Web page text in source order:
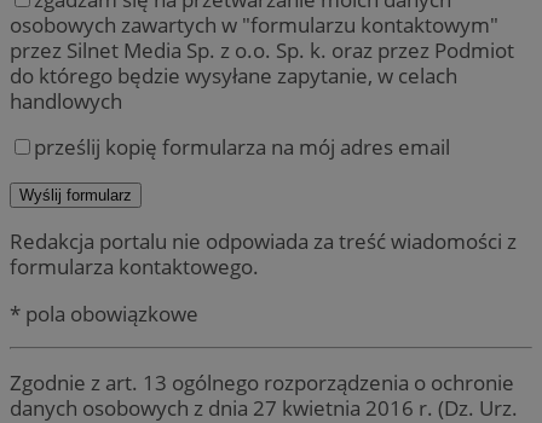
osobowych zawartych w "formularzu kontaktowym"
przez Silnet Media Sp. z o.o. Sp. k. oraz przez Podmiot
do którego będzie wysyłane zapytanie, w celach
handlowych
prześlij kopię formularza na mój adres email
Redakcja portalu nie odpowiada za treść wiadomości z
formularza kontaktowego.
* pola obowiązkowe
Zgodnie z art. 13 ogólnego rozporządzenia o ochronie
danych osobowych z dnia 27 kwietnia 2016 r. (Dz. Urz.